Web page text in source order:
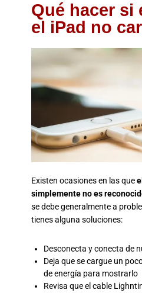
Qué hacer si
el iPad no
Existen ocasiones en las que
simplemente no es
se debe generalmente a
tienes alguna soluciones:
Desconecta y conecta de
Deja que se cargue un
de energía para mostrarlo
Revisa que el cable